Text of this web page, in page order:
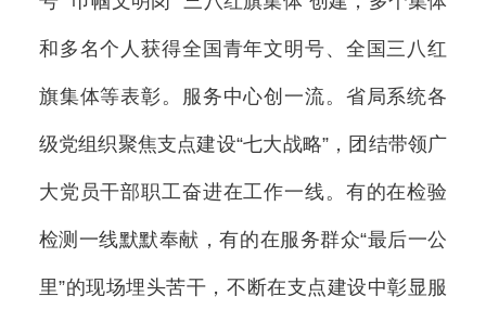
和多名个人获得全国青年文明号、全国三八红
旗集体等表彰。服务中心创一流。省局系统各
级党组织聚焦支点建设“七大战略”，团结带领广
大党员干部职工奋进在工作一线。有的在检验
检测一线默默奉献，有的在服务群众“最后一公
里”的现场埋头苦干，不断在支点建设中彰显服